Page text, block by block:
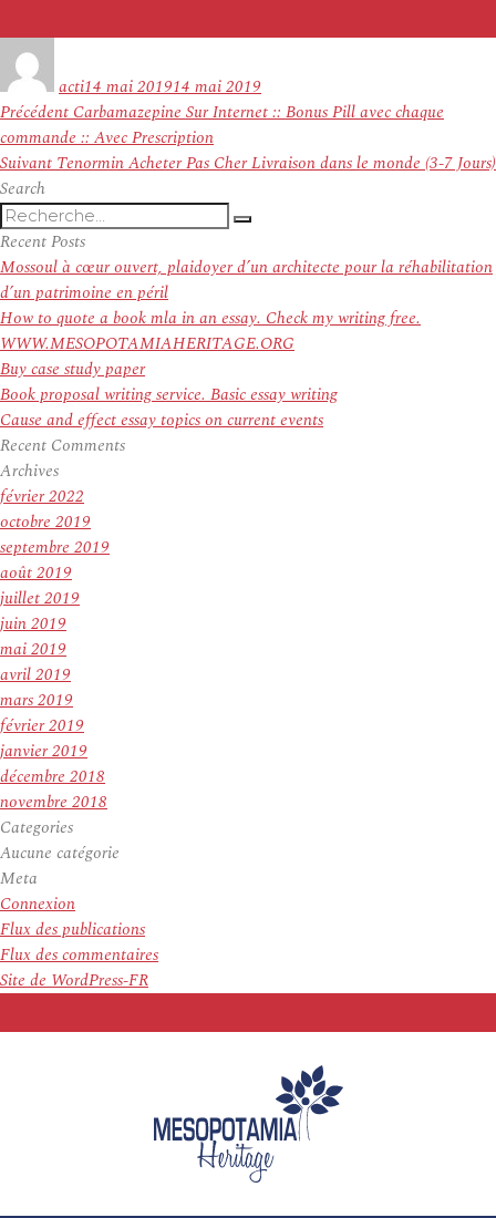
actile
14 mai 201914 mai 2019
Navigation
de
l’article
Précédent Article
précédent :
Carbamazepine Sur Internet :: Bonus Pill avec chaque
commande :: Avec Prescription
Suivant Article
Tenormin Acheter Pas Cher Livraison dans le monde (3-7 Jours)
Search
Recherche
pour
:
Recherche
Recent Posts
Mossoul à cœur ouvert, plaidoyer d’un architecte pour la réhabilitation
d’un patrimoine en péril
How to quote a book mla in an essay. Check my writing free.
WWW.MESOPOTAMIAHERITAGE.ORG
Buy case study paper
Book proposal writing service. Basic essay writing
Cause and effect essay topics on current events
Recent Comments
Archives
février 2022
octobre 2019
septembre 2019
août 2019
juillet 2019
juin 2019
mai 2019
avril 2019
mars 2019
février 2019
janvier 2019
décembre 2018
novembre 2018
Categories
Aucune catégorie
Meta
Connexion
Flux des publications
Flux des commentaires
Site de WordPress-FR